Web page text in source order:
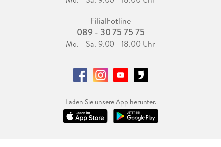
Filialhotline
089 - 30 75 75 75
Mo. - Sa. 9.00 - 18.00 Uhr
Laden Sie unsere App herunter.